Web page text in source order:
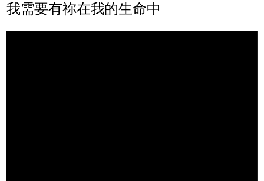
我需要有祢在我的生命中